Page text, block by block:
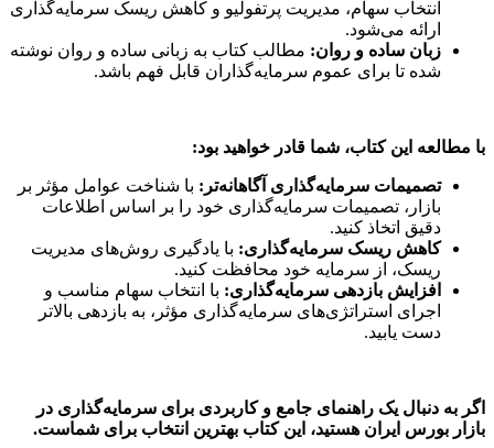
انتخاب سهام، مدیریت پرتفولیو و کاهش ریسک سرمایه‌گذاری
ارائه می‌شود.
زبان ساده و روان: مطالب کتاب به زبانی ساده و روان نوشته
شده تا برای عموم سرمایه‌گذاران قابل فهم باشد.
با مطالعه این کتاب، شما قادر خواهید بود:
تصمیمات سرمایه‌گذاری آگاهانه‌تر: با شناخت عوامل مؤثر بر
بازار، تصمیمات سرمایه‌گذاری خود را بر اساس اطلاعات
دقیق اتخاذ کنید.
کاهش ریسک سرمایه‌گذاری: با یادگیری روش‌های مدیریت
ریسک، از سرمایه خود محافظت کنید.
افزایش بازدهی سرمایه‌گذاری: با انتخاب سهام مناسب و
اجرای استراتژی‌های سرمایه‌گذاری مؤثر، به بازدهی بالاتر
دست یابید.
اگر به دنبال یک راهنمای جامع و کاربردی برای سرمایه‌گذاری در
بازار بورس ایران هستید، این کتاب بهترین انتخاب برای شماست.